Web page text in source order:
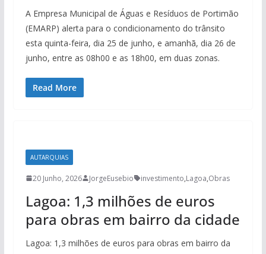
A Empresa Municipal de Águas e Resíduos de Portimão
(EMARP) alerta para o condicionamento do trânsito
esta quinta-feira, dia 25 de junho, e amanhã, dia 26 de
junho, entre as 08h00 e as 18h00, em duas zonas.
Read More
AUTARQUIAS
20 Junho, 2026 JorgeEusebio investimento,Lagoa,Obras
Lagoa: 1,3 milhões de euros
para obras em bairro da cidade
Lagoa: 1,3 milhões de euros para obras em bairro da